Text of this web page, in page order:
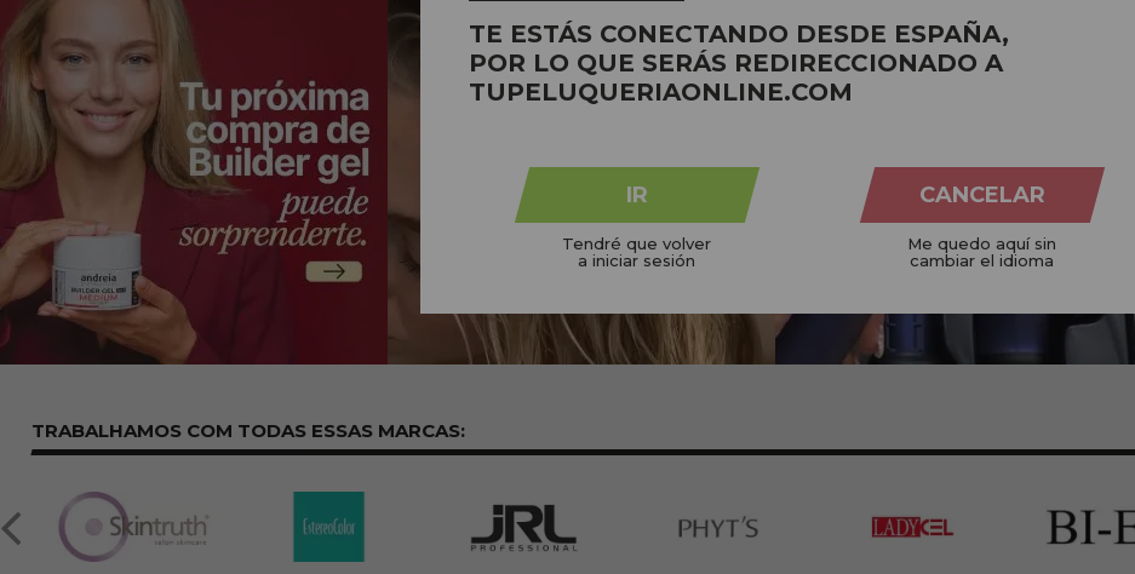
TRABALHAMOS COM TODAS ESSASMARCAS:
TE ESTÁS CONECTANDO DESDE ESPAÑA,
POR LO QUE SERÁS REDIRECCIONADO A
TUPELUQUERIAONLINE.COM
IR
Tendré que volver
a iniciar sesión
CANCELAR
Me quedo aquí sin
cambiar el idioma